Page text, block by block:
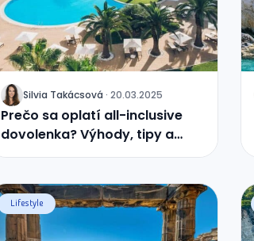
J Silvia Takácsová · 20.03.2025
Prečo sa oplatí all-inclusive
dovolenka? Výhody, tipy a
obľúbené destinácie
Lifestyle